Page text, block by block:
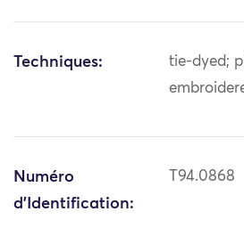
Techniques:
tie-dyed;
Numéro
d'Identification:
T94.0868